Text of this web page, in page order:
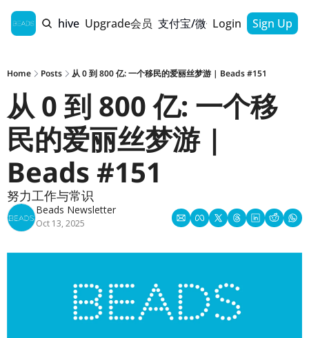
Home Archive Upgrade会员 支付宝/微信支付通道
Login Sign Up
Home Posts 从 0 到 800 亿: 一个移民的爱丽丝梦游 | Beads #151
从 0 到 800 亿: 一个移
民的爱丽丝梦游 |
Beads #151
努力工作与常识
Beads Newsletter
Oct 13, 2025